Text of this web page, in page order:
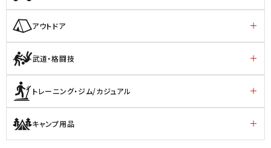
アウトドア
武道・格闘技
トレーニング・ジム/カジュアル
キャンプ用品